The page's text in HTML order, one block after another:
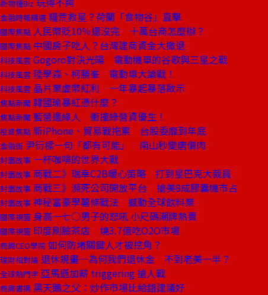
新物種Biz
金融時報精選 糧荒救星？荷蘭「食物谷」直擊
國際焦點 人民幣貶10％還沒完 十萬台商怎麼辦？
國際焦點 中國房子吃人？台灣建商資金大撤退
科技風雲 Gogoro對決光陽 電動機車的谷歌與三星之戰
科技風雲 陸學森、柯勝峯 電動車大論戰！
科技風雲 晶片業虛幣紅利 一年暴起暴落啟示
焦點新聞 韓國瑜暴紅憑什麼？
焦點新聞 藍營邊緣人 衝撞綠營資優生！
投資焦點 新iPhone、貿易戰拖累 台股委靡到年底
金融街 尹衍樑一句「都有可能」 南山秒變唐僧肉
封面故事 一杯咖啡的世界大戰
封面故事 商戰二》瑞幸C2B暖心策略 打到星巴克大裁員
封面故事 商戰三》瀕死公司開放平台 搶美8成膠囊機市占
封面故事 神秘富豪學薯條戰法 撼動全球飲料業
國際視窗 身高一七○男子的怒吼 小尺碼潮牌熱賣
國際視窗 印度刷臉茶店 燒3.7億吃O2O市場
商周CEO學院 如何防堵關鍵人才被挖角？
理財相對論 退休規畫─為何我們退休金 不到老美一半？
全球熱門字 亞馬遜加薪 triggering 搶人戰
商周書摘 黑天鵝之父：炒作市場比給錯建議好